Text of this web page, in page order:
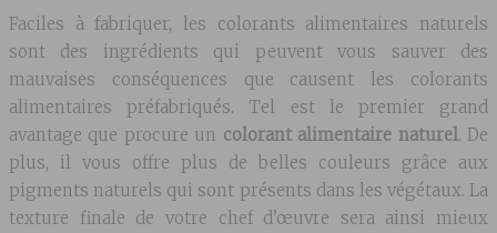
Faciles à fabriquer, les colorants alimentaires naturels
sont des ingrédients qui peuvent vous sauver des
mauvaises conséquences que causent les colorants
alimentaires préfabriqués. Tel est le premier grand
avantage que procure un colorant alimentaire naturel. De
plus, il vous offre plus de belles couleurs grâce aux
pigments naturels qui sont présents dans les végétaux. La
texture finale de votre chef d’œuvre sera ainsi mieux